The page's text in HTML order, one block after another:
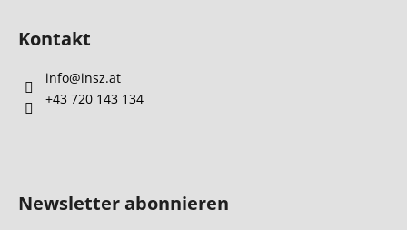
Kontakt
info@insz.at
+43 720 143 134
Newsletter abonnieren